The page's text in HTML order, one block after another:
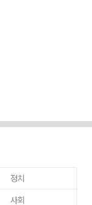
정치
사회